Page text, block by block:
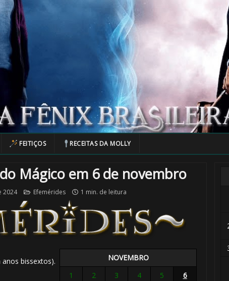
FEITIÇOS RECEITAS DA MOLLY
Mágico em 6 de novembro
2024 Efemérides 1 min. de leitura
NOVEMBRO
1
2 3 4 5
6
bissextos).